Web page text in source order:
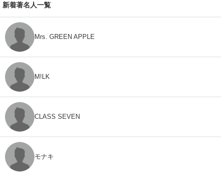
新着著名人一覧
Mrs. GREEN APPLE
M!LK
CLASS SEVEN
モナキ